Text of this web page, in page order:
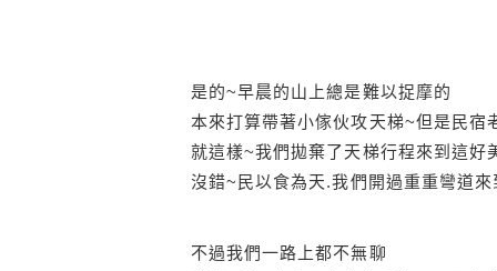
是的~早晨的山上總是難以捉摩的
本來打算帶著小傢伙攻天梯~但是民宿
就這樣~我們拋棄了天梯行程來到這好
沒錯~民以食為天.我們開過重重彎道
不過我們一路上都不無聊